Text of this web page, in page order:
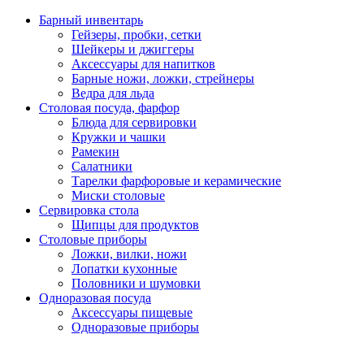
Барный инвентарь
Гейзеры, пробки, сетки
Шейкеры и джиггеры
Аксессуары для напитков
Барные ножи, ложки, стрейнеры
Ведра для льда
Столовая посуда, фарфор
Блюда для сервировки
Кружки и чашки
Рамекин
Салатники
Тарелки фарфоровые и керамические
Миски столовые
Сервировка стола
Щипцы для продуктов
Столовые приборы
Ложки, вилки, ножи
Лопатки кухонные
Половники и шумовки
Одноразовая посуда
Аксессуары пищевые
Одноразовые приборы